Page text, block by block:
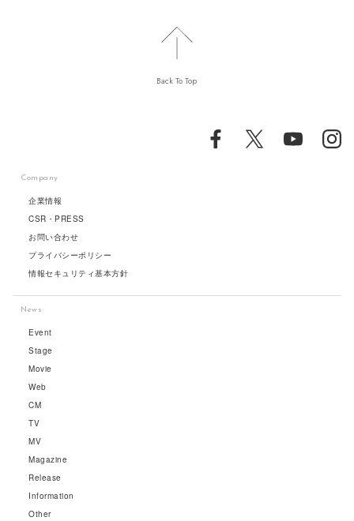
Back To Top
Company
企業情報
CSR・PRESS
お問い合わせ
プライバシーポリシー
情報セキュリティ基本方針
News
Event
Stage
Movie
Web
CM
TV
MV
Magazine
Release
Information
Other